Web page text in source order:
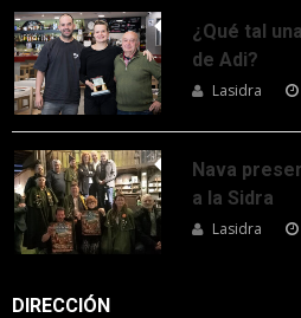
¿Qué tal
de Adi?
Lasidra
Nava
a la Sidra
Lasidra
DIRECCIÓN